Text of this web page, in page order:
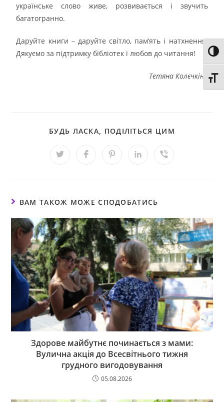
українське слово живе, розвивається і звучить
багатогранно.
Даруйте книги – даруйте світло, пам’ять і натхнення.
Дякуємо за підтримку бібліотек і любов до читання!
Тетяна Колєчкіна
БУДЬ ЛАСКА, ПОДІЛІТЬСЯ ЦИМ
ВАМ ТАКОЖ МОЖЕ СПОДОБАТИСЬ
Здорове майбутнє починається з мами:
Вулична акція до Всесвітнього тижня
грудного вигодовування
05.08.2026